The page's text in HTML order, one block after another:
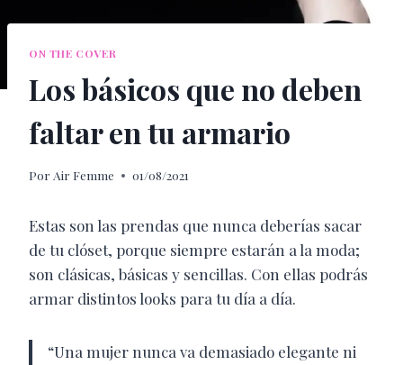
ON THE COVER
Los básicos que no deben
faltar en tu armario
Por Air Femme 01/08/2021
Estas son las prendas que nunca deberías sacar
de tu clóset, porque siempre estarán a la moda;
son clásicas, básicas y sencillas. Con ellas podrás
armar distintos looks para tu día a día.
“Una mujer nunca va demasiado elegante ni